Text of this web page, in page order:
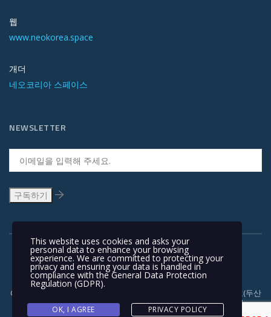
웹
www.neokorea.space
개더
네오코리아 스페이스
NEWSLETTER
Copyright © 1991-2018 | 경기도 안양시 흥안대로 415, 서관 1110호(두산
벤처다임) 우: 14059 | T +82-31-478-5434 | F +82-31-478-5437 |
NEOKOREA TRADING COMPANY LIMITED. NEOKOREA. ALL RIGHTS
This website uses cookies and asks your
personal data to enhance your browsing
experience. We are committed to protecting your
privacy and ensuring your data is handled in
compliance with theGeneral Data Protection
Regulation (GDPR).
OK, I AGREE PRIVACY POLICY